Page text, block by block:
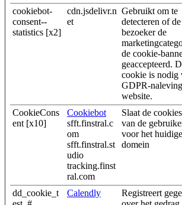
cookiebot-
consent--
statistics [x2]
cdn.jsdelivr.n
et
Gebruikt om te
detecteren of de
bezoeker de
de cookie-
geaccepteerd.
cookie is nodig
GDPR-
website.
CookieCons
ent [x10]
Cookiebot
sfft.finstral.c
om
sfft.finstral.st
udio
tracking.finst
ral.com
Slaat de
van de
voor het huidige
domein
dd_cookie_t
Calendly
Registreert